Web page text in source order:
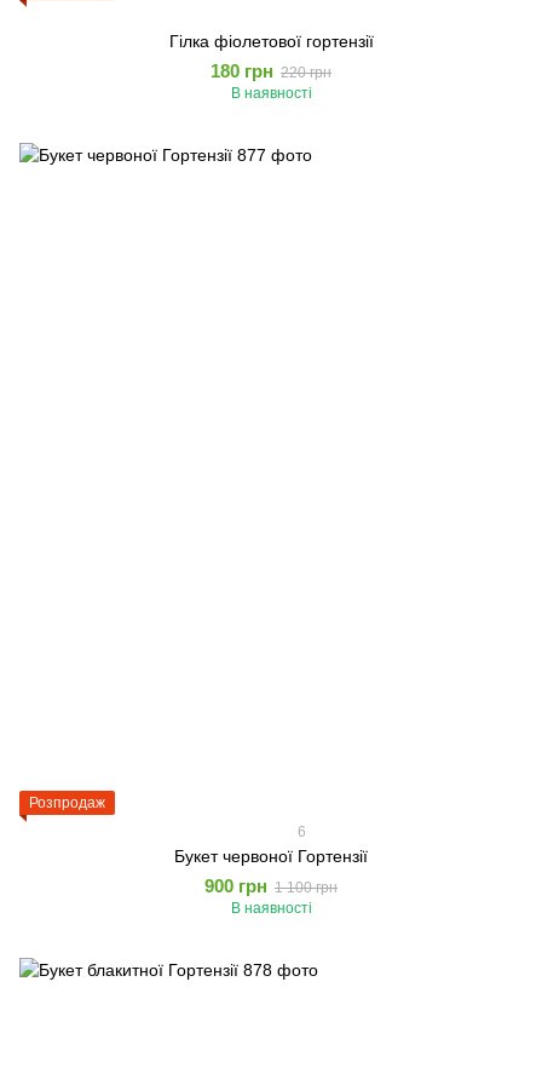
Гілка фіолетової гортензії
180 грн 220 грн
В наявності
Розпродаж
6
Букет червоної Гортензії
900 грн 1 100 грн
В наявності